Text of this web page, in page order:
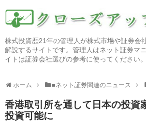
株式投資歴21年の管理人が株式市場や証券会
解説するサイトです。管理人はネット証券マ
イトは証券会社選びの参考に使ってください
ホーム ■ネット証券関連のニュース
香港取引所を通して日本の投資
投資可能に